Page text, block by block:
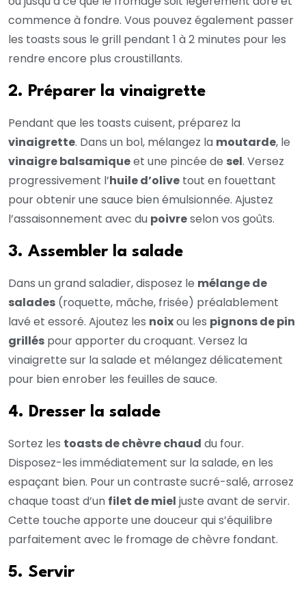
commence à fondre. Vous pouvez également passer
les toasts sous le grill pendant 1 à 2 minutes pour les
rendre encore plus croustillants.
2. Préparer la vinaigrette
Pendant que les toasts cuisent, préparez la
vinaigrette. Dans un bol, mélangez la moutarde, le
vinaigre balsamiqueet une pincée de sel. Versez
progressivement l’huile d’olive tout en fouettant
pour obtenir une sauce bien émulsionnée. Ajustez
l’assaisonnement avec du poivreselon vos goûts.
3. Assembler la salade
Dans un grand saladier, disposez le mélange de
salades (roquette, mâche, frisée) préalablement
lavé et essoré. Ajoutez les noixou les pignons de pin
grillés pour apporter du croquant. Versez la
vinaigrette sur la salade et mélangez délicatement
pour bien enrober les feuilles de sauce.
4. Dresser la salade
Sortez les toasts de chèvre chaud du four.
Disposez-les immédiatement sur la salade, en les
espaçant bien. Pour un contraste sucré-salé, arrosez
chaque toast d’un filet de miel juste avant de servir.
Cette touche apporte une douceur qui s’équilibre
parfaitement avec le fromage de chèvre fondant.
5. Servir